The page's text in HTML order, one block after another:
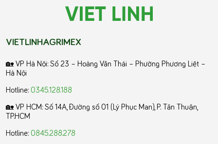
VIETLINHAGRIMEX
🏡 VP Hà Nội: Số 23 – Hoàng Văn Thái – Phường Phương Liệt –
Hà Nội
Hotline: 0345.128.188
🏡 VP HCM: Số 14A, Đường số 01 (Lý Phục Man), P. Tân Thuận,
TP.HCM
Hotline: 0845.288.278